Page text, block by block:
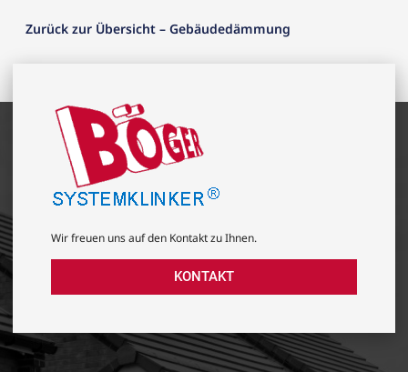
Zurück zur Übersicht – Gebäudedämmung
Wir freuen uns auf den Kontakt zu Ihnen.
KONTAKT